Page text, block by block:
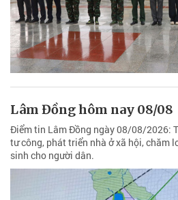
Lâm Đồng hôm nay 08/08
Điểm tin Lâm Đồng ngày 08/08/2026:
tư công, phát triển nhà ở xã hội, chăm
sinh cho người dân.